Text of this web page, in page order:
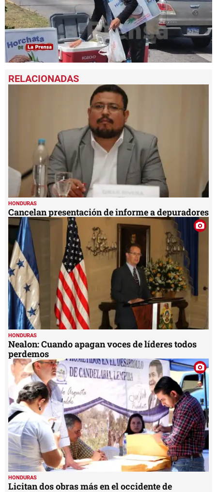
seconds
of
HONDURAS
Cancelan presentación de informe a depuradores
HONDURAS
Nealon: Cuando apagan voces de líderes todos
perdemos
HONDURAS
Licitan dos obras más en el occidente de